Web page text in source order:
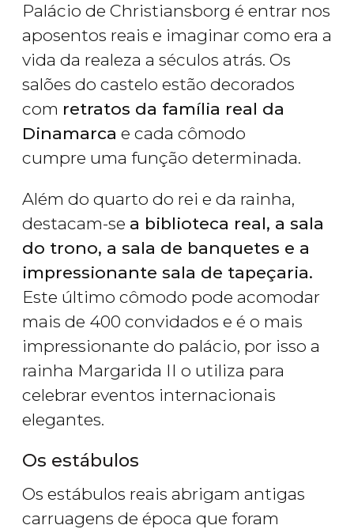
Palácio de Christiansborg é entrar nos
aposentos reais e imaginar como era a
vida da realeza a séculos atrás. Os
salões do castelo estão decorados
com retratos da família real da
Dinamarca e cada cômodo
cumpre uma função determinada.
Além do quarto do rei e da rainha,
destacam-se a biblioteca real, a sala
do trono, a sala de banquetes e a
impressionante sala de tapeçaria.
Este último cômodo pode acomodar
mais de 400 convidados e é o mais
impressionante do palácio, por isso a
rainha Margarida II o utiliza para
celebrar eventos internacionais
elegantes.
Os estábulos
Os estábulos reais abrigam antigas
carruagens de época que foram